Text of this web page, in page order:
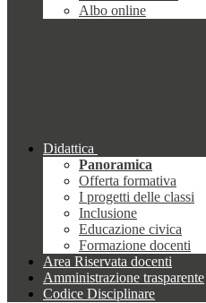
Albo online
Didattica
Panoramica
Offerta formativa
I progetti delle classi
Inclusione
Educazione civica
Formazione docenti
Area Riservata docenti
Amministrazione trasparente
Codice Disciplinare